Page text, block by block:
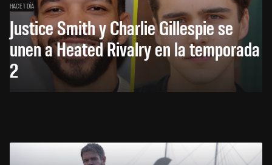
HACE 1 DÍA
Justice Smith y Charlie Gillespie se
unen a Heated Rivalry en la temporada
2